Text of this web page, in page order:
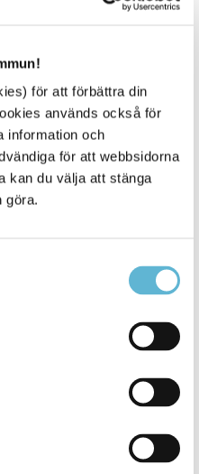
för att förbättra din
används också för
information och
för att webbsidorna
kan du välja att stänga
göra.
901